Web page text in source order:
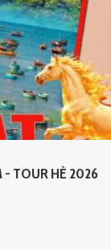
- TOUR HÈ 2026